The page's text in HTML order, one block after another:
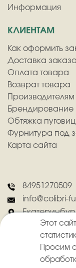
Этот сайт
Просим
Информация
КЛИЕНТАМ
Как оформить
Доставка заказа
Оплата товара
Возврат товара
Производителям
Брендирование
Обтяжка пуговиц
Фурнитура под
Карта сайта
84951270509
info@colibri-